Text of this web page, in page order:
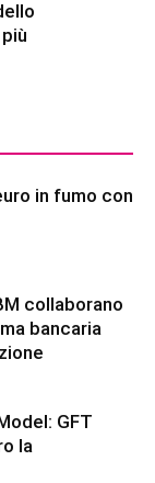
in fumo con
collaborano
bancaria
GFT
la